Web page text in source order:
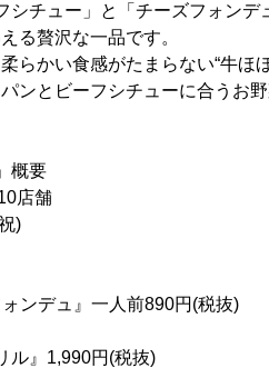
シチュー」と「チーズフォン
る贅沢な一品です。
らかい食感がたまらない“牛ほ
ンとビーフシチューに合うお
概要
店舗
)
ンデュ』一人前890円(税抜)
ル』1,990円(税抜)